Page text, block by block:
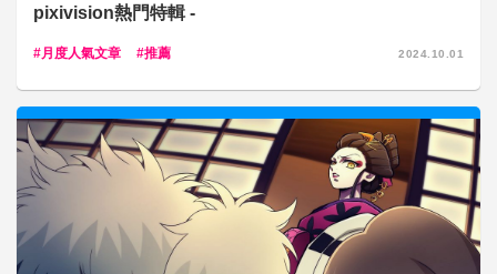
pixivision熱門特輯 -
月度人氣文章 推薦 2024.10.01